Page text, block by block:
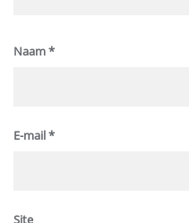
Naam*
E-mail*
Site